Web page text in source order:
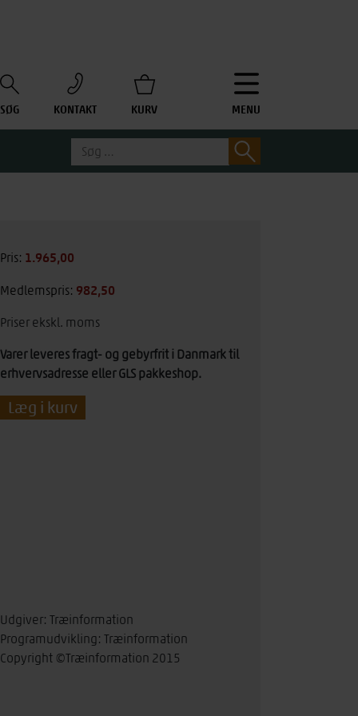
SØG KONTAKT KURV MENU
Søg
efter:
Pris: 1.965,00
Medlemspris: 982,50
Priser ekskl. moms
Varer leveres fragt- og gebyrfrit i Danmark til
erhvervsadresse eller GLS pakkeshop.
ÅSEdim
-
Læg i kurv
Udgiver: Træinformation
Programudvikling: Træinformation
Copyright ©Træinformation 2015